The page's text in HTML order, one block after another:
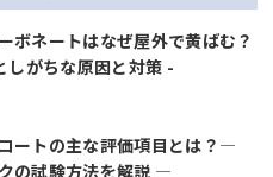
ボネートはなぜ屋外で黄ばむ？
しがちな原因と対策 -
ートの主な評価項目とは？―
の試験方法を解説 ―